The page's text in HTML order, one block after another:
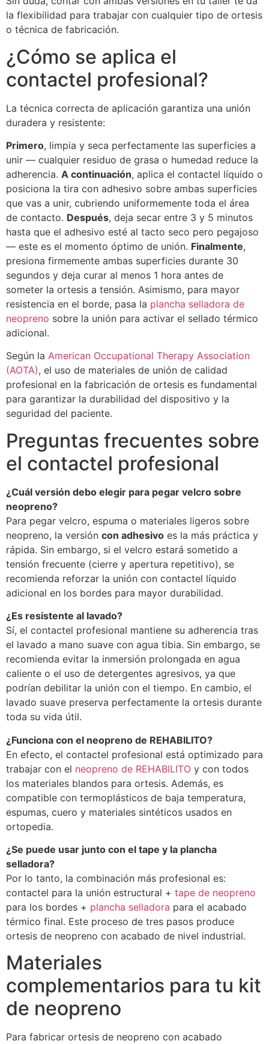
la flexibilidad para trabajar con cualquier tipo de ortesis
o técnica de fabricación.
¿Cómo se aplica el
contactel profesional?
La técnica correcta de aplicación garantiza una unión
duradera y resistente:
Primero, limpia y seca perfectamente las superficies a
unir — cualquier residuo de grasa o humedad reduce la
adherencia. A continuación, aplica el contactel líquido o
posiciona la tira con adhesivo sobre ambas superficies
que vas a unir, cubriendo uniformemente toda el área
de contacto. Después, deja secar entre 3 y 5 minutos
hasta que el adhesivo esté al tacto seco pero pegajoso
— este es el momento óptimo de unión. Finalmente,
presiona firmemente ambas superficies durante 30
segundos y deja curar al menos 1 hora antes de
someter la ortesis a tensión. Asimismo, para mayor
resistencia en el borde, pasa la plancha selladora de
neopreno sobre la unión para activar el sellado térmico
adicional.
Según la American Occupational Therapy Association
(AOTA), el uso de materiales de unión de calidad
profesional en la fabricación de ortesis es fundamental
para garantizar la durabilidad del dispositivo y la
seguridad del paciente.
Preguntas frecuentes sobre
el contactel profesional
¿Cuál versión debo elegir para pegar velcro sobre
neopreno?
Para pegar velcro, espuma o materiales ligeros sobre
neopreno, la versión con adhesivo es la más práctica y
rápida. Sin embargo, si el velcro estará sometido a
tensión frecuente (cierre y apertura repetitivo), se
recomienda reforzar la unión con contactel líquido
adicional en los bordes para mayor durabilidad.
¿Es resistente al lavado?
Sí, el contactel profesional mantiene su adherencia tras
el lavado a mano suave con agua tibia. Sin embargo, se
recomienda evitar la inmersión prolongada en agua
caliente o el uso de detergentes agresivos, ya que
podrían debilitar la unión con el tiempo. En cambio, el
lavado suave preserva perfectamente la ortesis durante
toda su vida útil.
¿Funciona con el neopreno de REHABILITO?
En efecto, el contactel profesional está optimizado para
trabajar con el neopreno de REHABILITO y con todos
los materiales blandos para ortesis. Además, es
compatible con termoplásticos de baja temperatura,
espumas, cuero y materiales sintéticos usados en
ortopedia.
¿Se puede usar junto con el tape y la plancha
selladora?
Por lo tanto, la combinación más profesional es:
contactel para la unión estructural + tape de neopreno
para los bordes + plancha selladora para el acabado
térmico final. Este proceso de tres pasos produce
ortesis de neopreno con acabado de nivel industrial.
Materiales
complementarios para tu kit
de neopreno
Para fabricar ortesis de neopreno con acabado